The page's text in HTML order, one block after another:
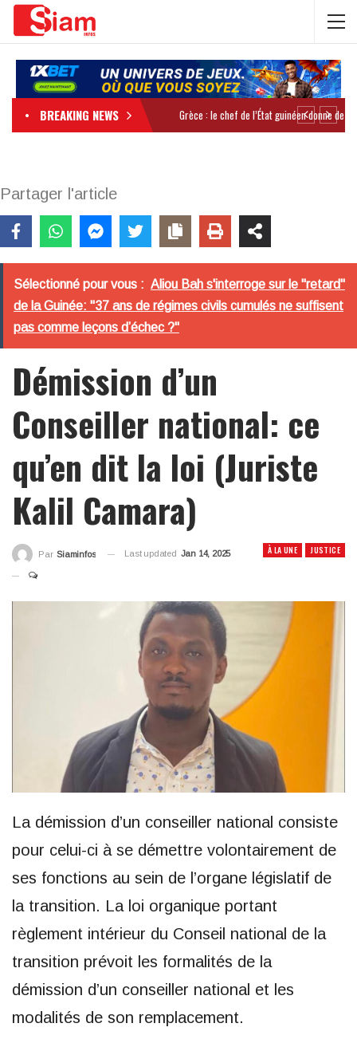
BREAKING NEWS
Partager l'article
Sélectionné pour vous : Aliou Bah s'interroge sur le "retard"
de la Guinée: "37 ans de régimes civils cumulés ne suffisent
pas comme leçons d’échec ?"
Démission d’un
Conseiller national: ce
qu’en dit la loi (Juriste
Kalil Camara)
À LA UNE JUSTICE
Par Siaminfos Last updated Jan 14, 2025
La démission d’un conseiller national consiste
pour celui-ci à se démettre volontairement de
ses fonctions au sein de l’organe législatif de
la transition. La loi organique portant
règlement intérieur du Conseil national de la
transition prévoit les formalités de la
démission d’un conseiller national et les
modalités de son remplacement.